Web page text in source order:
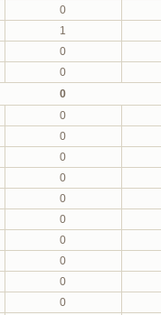
0
1
0
0
0
0
0
0
0
0
0
0
0
0
0